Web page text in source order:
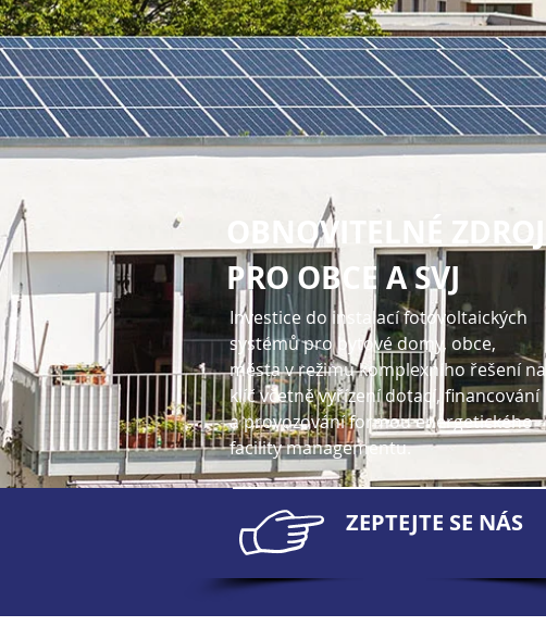
OBNOVITELNÉ ZDROJE
PRO OBCE A SVJ
Investice do instalací fotovoltaických
systémů pro bytové domy, obce,
města v režimu komplexního řešení na
klíč včetně vyřízení dotací, financování
a provozování formou energetického
facility managementu.
ZEPTEJTE SE NÁS